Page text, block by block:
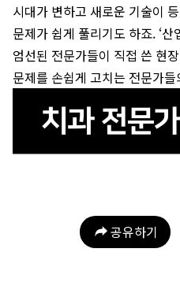
시대가 변하고 새로운 기술이
문제가 쉽게 풀리기도 하죠. ‘
엄선된 전문가들이 직접 쓴 현
문제를 손쉽게 고치는 전문가
공유하기